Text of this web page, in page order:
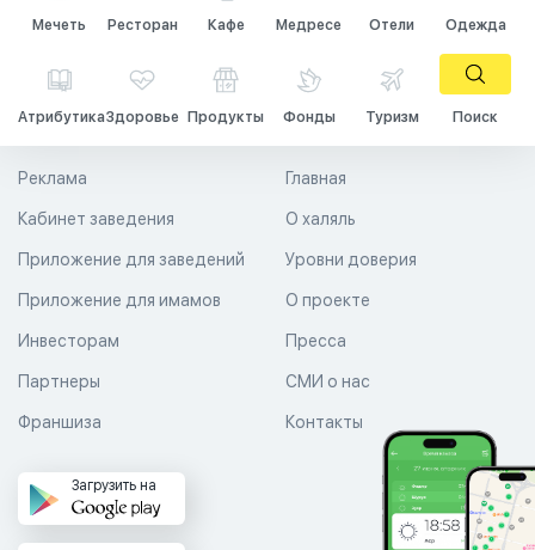
Мечеть Ресторан Кафе Медресе Отели Одежда
АтрибутикаЗдоровье Продукты Фонды Туризм Поиск
Главная
О халяль
Уровни доверия
Реклама
Кабинет заведения
Приложение для заведений
Приложение для имамов О проекте
Пресса
СМИ о нас
Контакты
Инвесторам
Партнеры
Франшиза
Загрузить на